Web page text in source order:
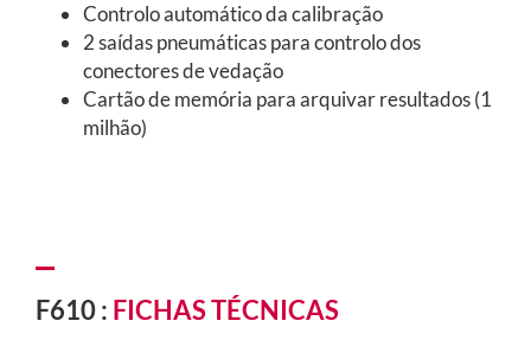
Controlo automático da calibração
2 saídas pneumáticas para controlo dos
conectores de vedação
Cartão de memória para arquivar resultados (1
milhão)
F610 : FICHAS TÉCNICAS